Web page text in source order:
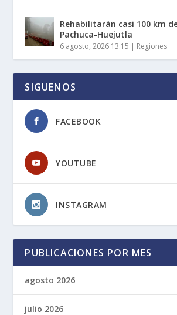
Rehabilitarán casi 100 km
Pachuca-Huejutla
6 agosto, 2026 13:15 | Regiones
SIGUENOS
FACEBOOK
YOUTUBE
INSTAGRAM
PUBLICACIONES POR MES
agosto 2026
julio 2026